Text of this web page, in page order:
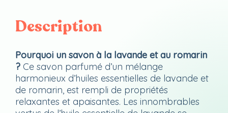
Description
Pourquoi un savon à la lavande et au romarin
? Ce savon parfumé d’un mélange
harmonieux d’huiles essentielles de lavande et
de romarin, est rempli de propriétés
relaxantes et apaisantes. Les innombrables